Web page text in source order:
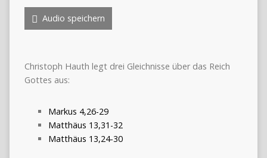
Audio speichern
Christoph Hauth legt drei Gleichnisse über das Reich
Gottes aus:
Markus 4,26-29
Matthäus 13,31-32
Matthäus 13,24-30